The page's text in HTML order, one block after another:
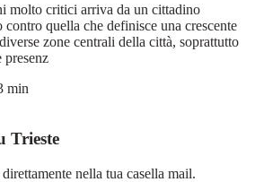
molto critici arriva da un cittadino
quella che definisce una crescente
zone centrali della città, soprattutto
presenz
min
Trieste
nella tua casella mail.